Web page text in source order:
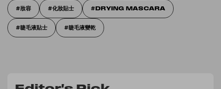
妝容 化妝貼士 DRYING MASCARA
睫毛液貼士 睫毛液變乾